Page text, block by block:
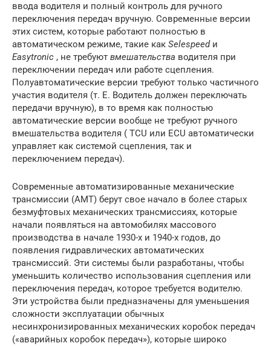
ввода водителя и полный контроль для ручного
переключения передач вручную. Современные версии
этих систем, которые работают полностью в
автоматическом режиме, такие как Selespeedи
Easytronic , не требуют вмешательства водителя при
переключении передач или работе сцепления.
Полуавтоматические версии требуют только частичного
участия водителя (т. Е. Водитель должен переключать
передачи вручную), в то время как полностью
автоматические версии вообще не требуют ручного
вмешательства водителя ( TCU или ECU автоматически
управляет как системой сцепления, так и
переключением передач).
Современные автоматизированные механические
трансмиссии (AMT) берут свое начало в более старых
безмуфтовых механических трансмиссиях, которые
начали появляться на автомобилях массового
производства в начале 1930-х и 1940-х годов, до
появления гидравлических автоматических
трансмиссий. Эти системы были разработаны, чтобы
уменьшить количество использования сцепления или
переключения передач, которое требуется водителю.
Эти устройства были предназначены для уменьшения
сложности эксплуатации обычных
несинхронизированных механических коробок передач
(«аварийных коробок передач»), которые широко